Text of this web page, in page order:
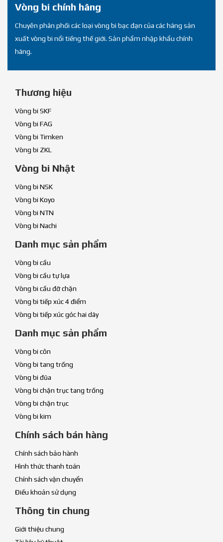
Vòng bi chính hãng
Chuyên phân phối các loại vòng bi bạc đạn của các hãng sản
xuất vòng bi nổi tiếng thế giới. Sản phẩm nhập khẩu chính
hãng.
Thương hiệu
Vòng bi SKF
Vòng bi FAG
Vòng bi Timken
Vòng bi ZKL
Vòng bi Nhật
Vòng bi NSK
Vòng bi Koyo
Vòng bi NTN
Vòng bi Nachi
Danh mục sản phẩm
Vòng bi cầu
Vòng bi cầu tự lựa
Vòng bi cầu đỡ chặn
Vòng bi tiếp xúc 4 điểm
Vòng bi tiếp xúc góc hai dãy
Danh mục sản phẩm
Vòng bi côn
Vòng bi tang trống
Vòng bi đũa
Vòng bi chặn trục tang trống
Vòng bi chặn trục
Vòng bi kim
Chính sách bán hàng
Chính sách bảo hành
Hình thức thanh toán
Chính sách vận chuyển
Điều khoản sử dụng
Thông tin chung
Giới thiệu chung